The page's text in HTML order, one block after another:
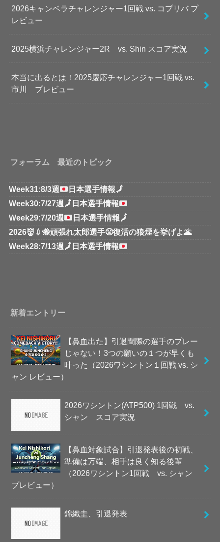
2026キャンベラチャレンジャー1回戦 vs. コプリバ プ
レビュー
2025横浜チャレンジャー2R vs. Shin スコア実況
本当に出るとは！2025慶応チャレンジャー1回戦 vs.
市川 プレビュー
フォーラム 最近のトピック
Week31:8/3週 日本選手情報🗾
Week30:7/27週 🗾 日本選手情報
Week29:7/20週
日本選手情報🗾
2026👹💉🐝頑張れ太郎選手😤復活の狼煙を挙げよ🌋
Week28:7/13週 🗾 日本選手情報
新着エントリー
【鼻血出た】引退間際の選手のプレー
じゃない！3つの願いの１つが早くも
叶った（2026ワシントン１回戦 vs. シ
ャン レビュー）
2026ワシントン(ATP500) 1回戦 vs.
シャン スコア実況
【鼻血対象試合】引退発表後の初戦、
準備は万端、相手は良く知る後輩
（2026ワシントン1回戦 vs. シャン
プレビュー）
錦織圭、引退発表